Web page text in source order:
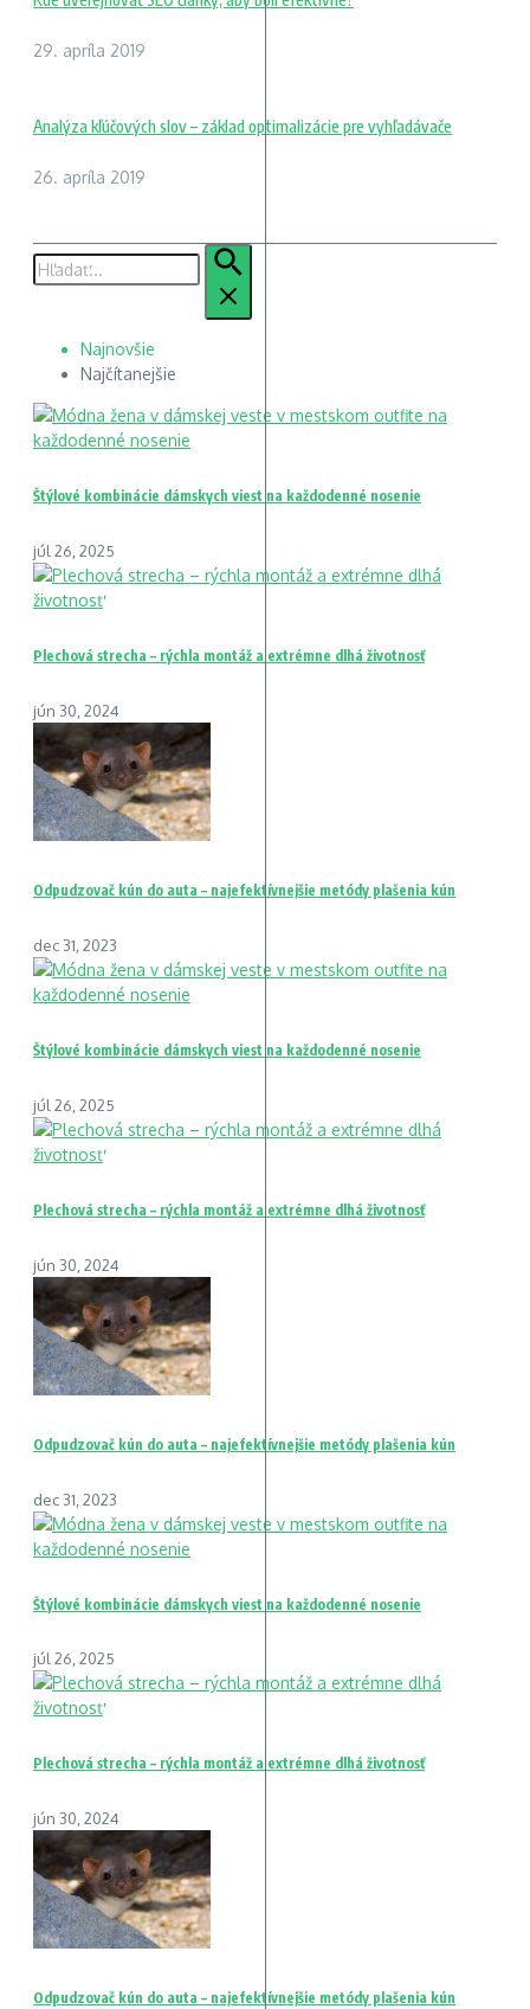
29. apríla 2019
Analýza kľúčových slov – základ optimalizácie pre vyhľadávače
26. apríla 2019
Hľadať:
Najnovšie
Najčítanejšie
Štýlové kombinácie dámskych viest na každodenné nosenie
júl 26, 2025
Plechová strecha – rýchla montáž a extrémne dlhá životnosť
jún 30, 2024
Odpudzovač kún do auta – najefektívnejšie metódy plašenia kún
dec 31, 2023
Štýlové kombinácie dámskych viest na každodenné nosenie
júl 26, 2025
Plechová strecha – rýchla montáž a extrémne dlhá životnosť
jún 30, 2024
Odpudzovač kún do auta – najefektívnejšie metódy plašenia kún
dec 31, 2023
Štýlové kombinácie dámskych viest na každodenné nosenie
júl 26, 2025
Plechová strecha – rýchla montáž a extrémne dlhá životnosť
jún 30, 2024
Odpudzovač kún do auta – najefektívnejšie metódy plašenia kún